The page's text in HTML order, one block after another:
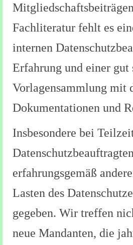
Fachliteratur fehlt es
internen
Erfahrung und einer gut
Vorlagensammlung mit
Dokumentationen und
Insbesondere bei
erfahrungsgemäß
Lasten des
gegeben. Wir treffen
neue Mandanten, die